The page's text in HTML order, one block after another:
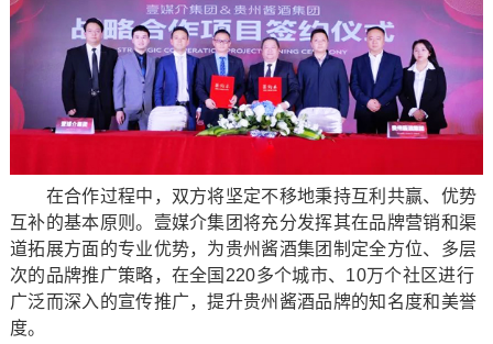
在合作过程中，双方将坚定不移地秉持互利共赢、优势
互补的基本原则。壹媒介集团将充分发挥其在品牌营销和渠
道拓展方面的专业优势，为贵州酱酒集团制定全方位、多层
次的品牌推广策略，在全国220多个城市、10万个社区进行
广泛而深入的宣传推广，提升贵州酱酒品牌的知名度和美誉
度。